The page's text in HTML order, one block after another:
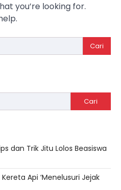
you’re looking for.
Cari
dan Trik Jitu Lolos Beasiswa
Api ‘Menelusuri Jejak